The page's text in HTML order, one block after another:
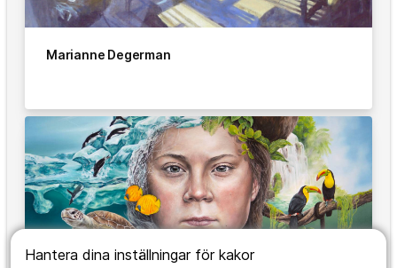
Hantera dina inställningar för kakor
Marianne Degerman